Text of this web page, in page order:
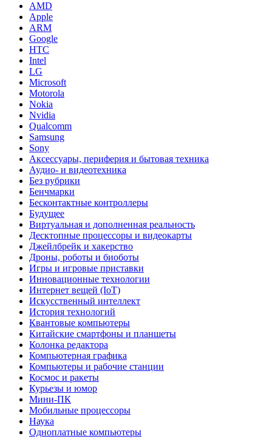
AMD
Apple
ARM
Google
HTC
Intel
LG
Microsoft
Motorola
Nokia
Nvidia
Qualcomm
Samsung
Sony
Аксессуары, периферия и бытовая техника
Аудио- и видеотехника
Без рубрики
Бенчмарки
Бесконтактные контроллеры
Будущее
Виртуальная и дополненная реальность
Десктопные процессоры и видеокарты
Джейлбрейк и хакерство
Дроны, роботы и биоботы
Игры и игровые приставки
Инновационные технологии
Интернет вещей (IoT)
Искусственный интеллект
История технологий
Квантовые компьютеры
Китайские смартфоны и планшеты
Колонка редактора
Компьютерная графика
Компьютеры и рабочие станции
Космос и ракеты
Курьезы и юмор
Мини-ПК
Мобильные процессоры
Наука
Одноплатные компьютеры